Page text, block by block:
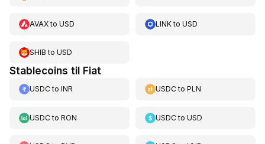
AVAXto USD LINKtoUSD
SHIB to USD
Stablecoins til Fiat
USDCto INR USDCtoPLN
USDCto RON USDCtoUSD